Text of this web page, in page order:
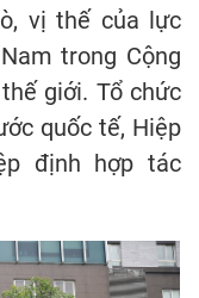
vị thế của lực
trong Cộng
giới. Tổ chức
quốc tế, Hiệp
định hợp tác